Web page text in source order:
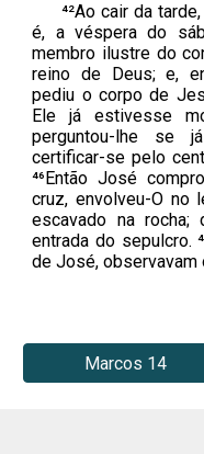
⁴²Ao cair da
é, a véspera do
membro ilustre do
reino de Deus; e,
pediu o corpo de
Ele já estivesse
perguntou-lhe se
certificar-se pelo
⁴⁶Então José
cruz, envolveu-O no
escavado na
entrada do sepulcro.
de José, observavam
Marcos 14